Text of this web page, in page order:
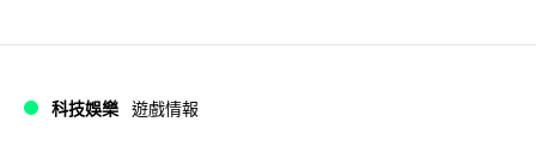
科技娛樂 遊戲情報